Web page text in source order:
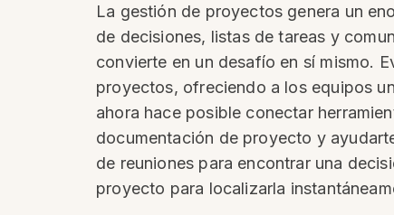
La gestión de proyectos genera un
de decisiones, listas de tareas y
convierte en un desafío en sí mismo.
proyectos, ofreciendo a los equipos
ahora hace posible conectar
documentación de proyecto y
de reuniones para encontrar una
proyecto para localizarla